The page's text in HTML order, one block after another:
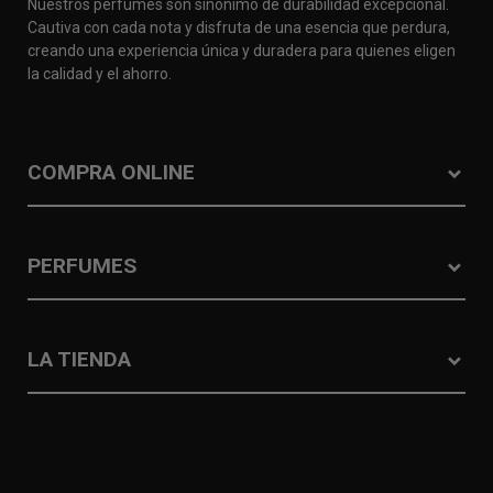
Nuestros perfumes son sinónimo de durabilidad excepcional.
Cautiva con cada nota y disfruta de una esencia que perdura,
creando una experiencia única y duradera para quienes eligen
la calidad y el ahorro.
COMPRA ONLINE
PERFUMES
LA TIENDA